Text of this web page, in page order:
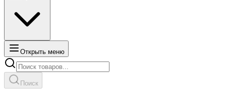
Открыть меню
Поиск